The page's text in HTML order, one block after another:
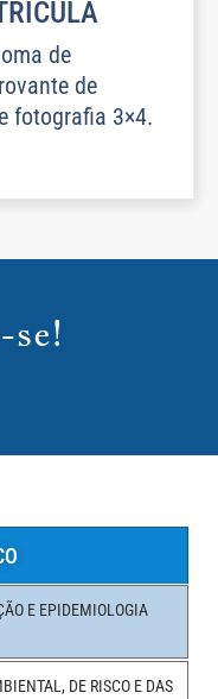
de
de
fotografia 3×4.
se!
E EPIDEMIOLOGIA
DE RISCO E DAS